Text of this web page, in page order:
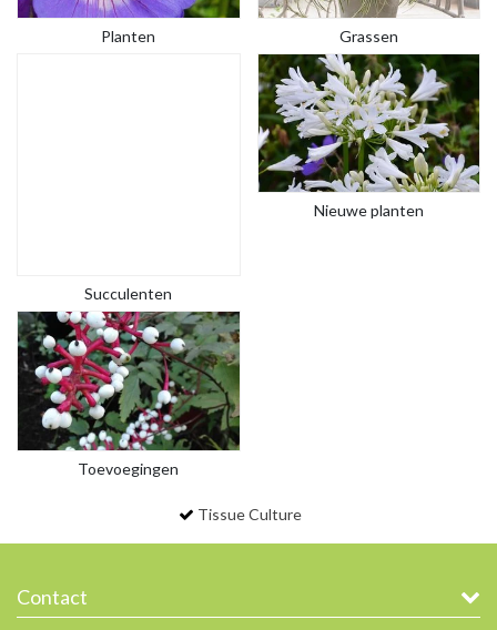
Planten Grassen
Succulenten
Nieuwe planten
Toevoegingen
Tissue Culture
Contact